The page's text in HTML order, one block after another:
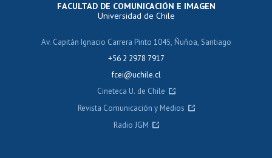
FACULTAD DE COMUNICACIÓN E IMAGEN
Universidad de Chile
Av. Capitán Ignacio Carrera Pinto 1045, Ñuñoa, Santiago
+56 2 2978 7917
fcei@uchile.cl
Cineteca U. de Chile
Revista Comunicación y Medios
Radio JGM